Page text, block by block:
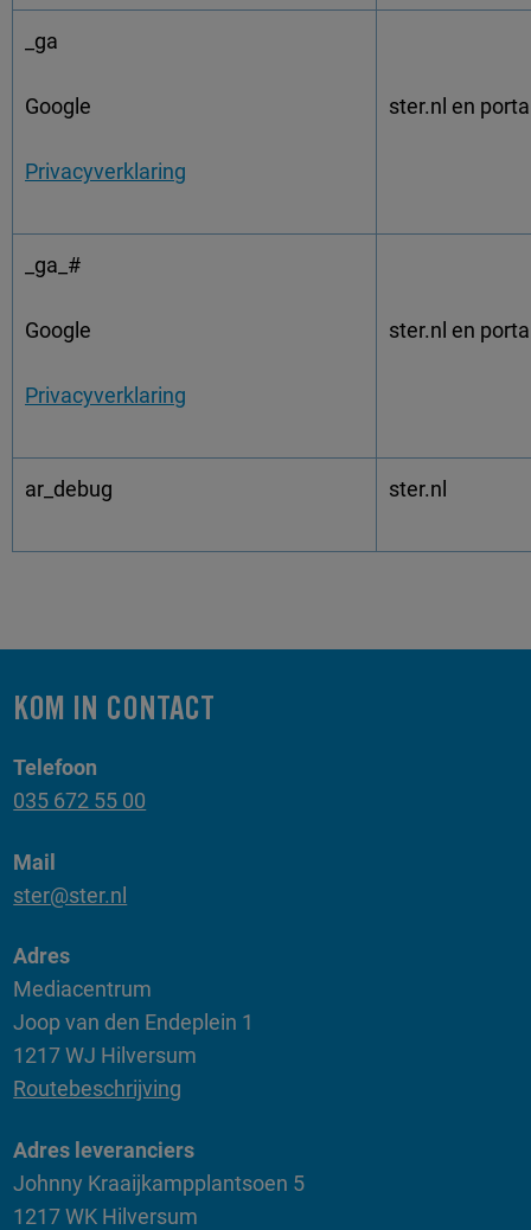
_ga
Google
Privacyverklaring
ster.nl en
_ga_#
Google
Privacyverklaring
ster.nl en
ar_debug ster.nl
KOM IN CONTACT
Telefoon
035 672 55 00
Mail
ster@ster.nl
Adres
Mediacentrum
Joop van den Endeplein 1
1217 WJ Hilversum
Routebeschrijving
Adres leveranciers
Johnny Kraaijkampplantsoen 5
1217 WK Hilversum